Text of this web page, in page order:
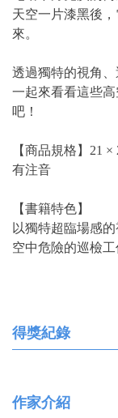
天空一片漆黑後
來。
透過獨特的視角、
一起來看看這些
吧！
【商品規格】21
有注音
【書籍特色】
以獨特超臨場感
空中危險的巡檢
得獎紀錄
作家介紹